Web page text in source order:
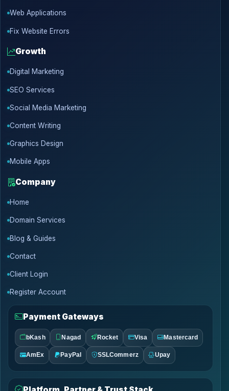
Web Applications
Fix Website Errors
Growth
Digital Marketing
SEO Services
Social Media Marketing
Content Writing
Graphics Design
Mobile Apps
Company
Home
Domain Services
Blog & Guides
Contact
Client Login
Register Account
Payment Gateways
bKash Nagad Rocket Visa Mastercard
AmEx PayPal SSLCommerz Upay